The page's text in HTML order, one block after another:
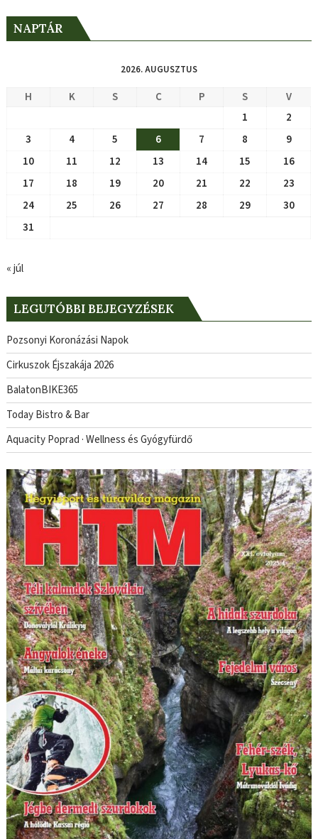
NAPTÁR
2026. AUGUSZTUS
H K S C P S
V
1
2
3
4 5 6 7 8
9
10
11 12 13 14 15
16
17
18 19 20 21 22
23
24
25 26 27 28 29
30
31
« júl
LEGUTÓBBI BEJEGYZÉSEK
Pozsonyi Koronázási Napok
Cirkuszok Éjszakája 2026
BalatonBIKE365
Today Bistro & Bar
Aquacity Poprad · Wellness és Gyógyfürdő